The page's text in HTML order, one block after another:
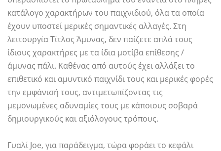
κατάλογο χαρακτήρων του παιχνιδιού, όλα τα οποία
έχουν υποστεί μερικές σημαντικές αλλαγές. Στη
λειτουργία Τίτλος Άμυνας, δεν παίζετε απλά τους
ίδιους χαρακτήρες με τα ίδια μοτίβα επίθεσης /
άμυνας πάλι. Καθένας από αυτούς έχει αλλάξει το
επιθετικό και αμυντικό παιχνίδι τους και μερικές φορές
την εμφάνισή τους, αντιμετωπίζοντας τις
μεμονωμένες αδυναμίες τους με κάποιους σοβαρά
δημιουργικούς και αξιόλογους τρόπους.
Γυαλί Joe, για παράδειγμα, τώρα φοράει το κεφάλι